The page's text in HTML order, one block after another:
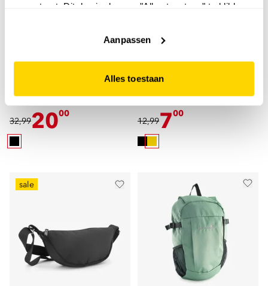
accepteert. Dit doe je door op "Alles toestaan" te klikken.
website niet optimaal functioneert.
Aanpassen
Alles toestaan
Puma
Puma Challenger AOP
Small sporttas met
panterprint 35 liter
32,992000
Enrico Benetti
Enrico Benetti dames
schoudertas geel
12,99700
sale